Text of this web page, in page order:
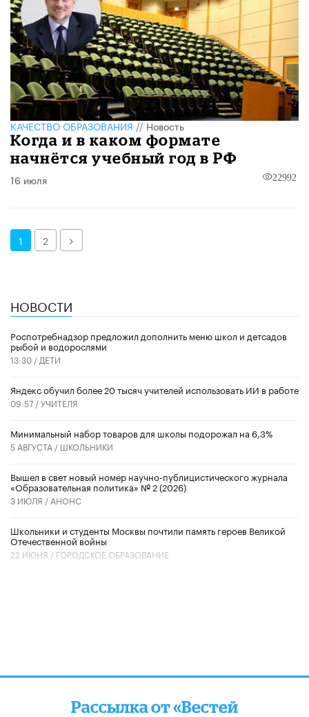
КАЧЕСТВО ОБРАЗОВАНИЯ//Новость
Когда и в каком формате
начнётся учебный год в РФ
16 июля 22992
1 2 Далее
НОВОСТИ
Роспотребнадзор предложил дополнить меню школ и детсадов
рыбой и водорослями
13:30 / ДЕТИ
​Яндекс обучил более 20 тысяч учителей использовать ИИ в работе
09:57 /УЧИТЕЛЯ
Минимальный набор товаров для школы подорожал на 6,3%
5 АВГУСТА / ШКОЛЬНИКИ
Вышел в свет новый номер научно-публицистического журнала
«Образовательная политика» № 2 (2026)
3 ИЮЛЯ / АНОНС
Школьники и студенты Москвы почтили память героев Великой
Отечественной войны
22 ИЮНЯ / ГОРОДСКОЕ ОБРАЗОВАНИЕ
Рассылка от «Вестей